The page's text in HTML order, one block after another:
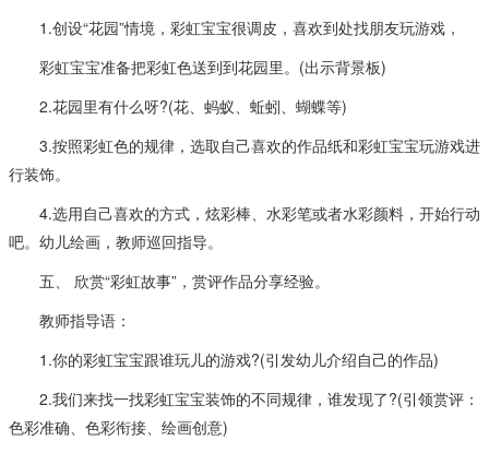
1.创设“花园”情境，彩虹宝宝很调皮，喜欢到处找朋友玩游戏，
彩虹宝宝准备把彩虹色送到到花园里。(出示背景板)
2.花园里有什么呀?(花、蚂蚁、蚯蚓、蝴蝶等)
3.按照彩虹色的规律，选取自己喜欢的作品纸和彩虹宝宝玩游戏进
行装饰。
4.选用自己喜欢的方式，炫彩棒、水彩笔或者水彩颜料，开始行动
吧。幼儿绘画，教师巡回指导。
五、 欣赏“彩虹故事”，赏评作品分享经验。
教师指导语：
1.你的彩虹宝宝跟谁玩儿的游戏?(引发幼儿介绍自己的作品)
2.我们来找一找彩虹宝宝装饰的不同规律，谁发现了?(引领赏评：
色彩准确、色彩衔接、绘画创意)